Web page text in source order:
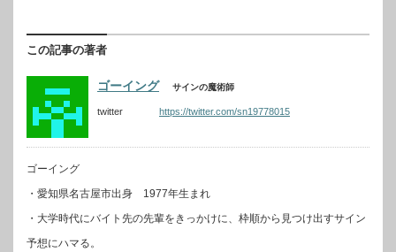
この記事の著者
ゴーイング サインの魔術師
twitter https://twitter.com/sn19778015
ゴーイング
・愛知県名古屋市出身 1977年生まれ
・大学時代にバイト先の先輩をきっかけに、枠順から見つけ出すサイン
予想にハマる。